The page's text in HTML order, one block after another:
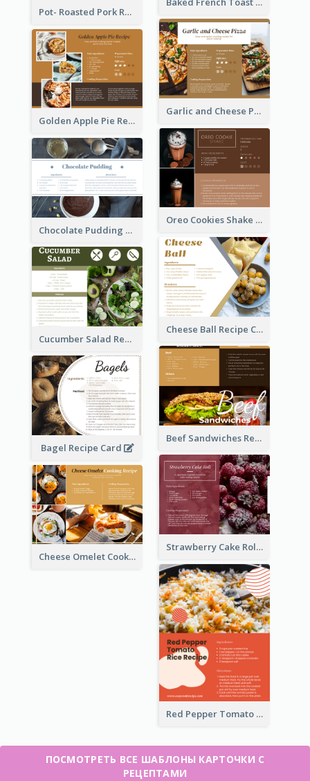
Pot- Roasted Pork Recipe Card
Garlic and Cheese Pizza Recipe Card
Golden Apple Pie Recipe Card
Oreo Cookies Shake Recipe Card
Chocolate Pudding Recipe Card
Cheese Ball Recipe Card
Cucumber Salad Recipe Card
Beef Sandwiches Recipe Card
Bagel Recipe Card
Strawberry Cake Roll Recipe Card
Cheese Omelet Cooking Recipe Card
Red Pepper Tomato Rice Recipe Card
ПОСМОТРЕТЬ ВСЕ ШАБЛОНЫ КАРТОЧКИ С
РЕЦЕПТАМИ